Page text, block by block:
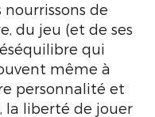
nourrissons de
du jeu (et de ses
qui
même à
personnalité et
la liberté de jouer